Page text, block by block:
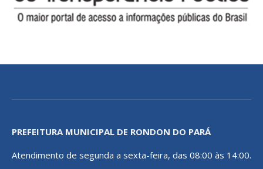
PREFEITURA MUNICIPAL DE RONDON DO PARÁ
Atendimento de segunda a sexta-feira, das 08:00 às 14:00.